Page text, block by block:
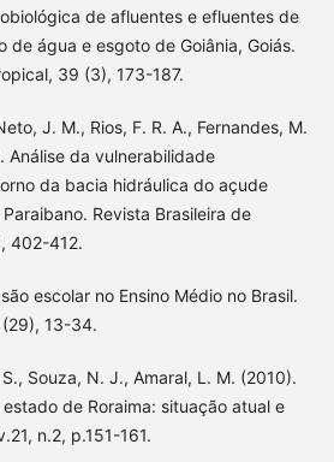
de afluentes e efluentes de
de água e esgoto de Goiânia, Goiás.
39 (3), 173-187.
J. M., Rios, F. R. A., Fernandes, M.
Análise da vulnerabilidade
da bacia hidráulica do açude
Revista Brasileira de
402-412.
escolar no Ensino Médio no Brasil.
(29), 13-34.
Souza, N. J., Amaral, L. M. (2010).
de Roraima: situação atual e
n.2, p.151-161.